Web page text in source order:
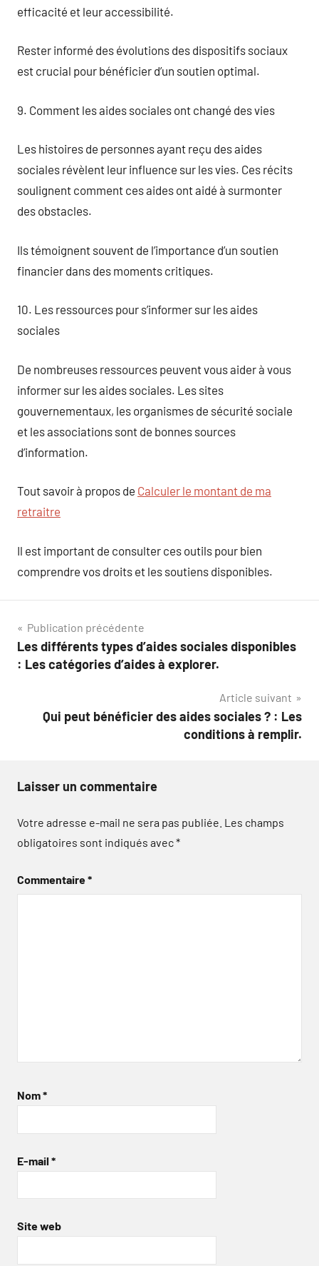
efficacité et leur accessibilité.
Rester informé des évolutions des dispositifs sociaux
est crucial pour bénéficier d’un soutien optimal.
9. Comment les aides sociales ont changé des vies
Les histoires de personnes ayant reçu des aides
sociales révèlent leur influence sur les vies. Ces récits
soulignent comment ces aides ont aidé à surmonter
des obstacles.
Ils témoignent souvent de l’importance d’un soutien
financier dans des moments critiques.
10. Les ressources pour s’informer sur les aides
sociales
De nombreuses ressources peuvent vous aider à vous
informer sur les aides sociales. Les sites
gouvernementaux, les organismes de sécurité sociale
et les associations sont de bonnes sources
d’information.
Tout savoir à propos de Calculer le montant de ma
retraitre
Il est important de consulter ces outils pour bien
comprendre vos droits et les soutiens disponibles.
Navigation
de
Publication précédente
Les différents types d’aides sociales disponibles
: Les catégories d’aides à explorer.
Article suivant
Qui peut bénéficier des aides sociales ? : Les
conditions à remplir.
Laisser un commentaire
Votre adresse e-mail ne sera pas publiée. Les champs
obligatoires sont indiqués avec*
Commentaire*
Nom*
E-mail *
Site web